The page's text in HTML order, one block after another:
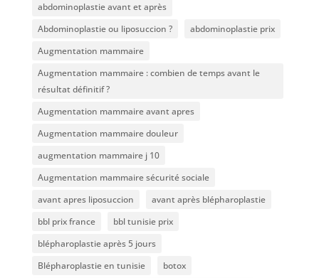
abdominoplastie avant et après
Abdominoplastie ou liposuccion ?
abdominoplastie prix
Augmentation mammaire
Augmentation mammaire : combien de temps avant le
résultat définitif ?
Augmentation mammaire avant apres
Augmentation mammaire douleur
augmentation mammaire j 10
Augmentation mammaire sécurité sociale
avant apres liposuccion
avant après blépharoplastie
bbl prix france
bbl tunisie prix
blépharoplastie après 5 jours
Blépharoplastie en tunisie
botox